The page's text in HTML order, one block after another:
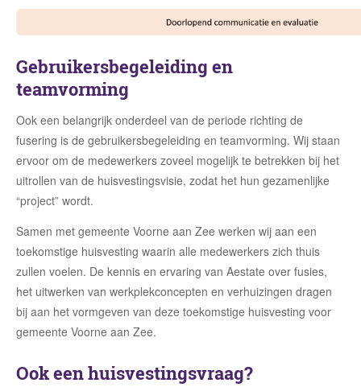
Gebruikersbegeleiding en
teamvorming
Ook een belangrijk onderdeel van de periode richting de
fusering is de gebruikersbegeleiding en teamvorming. Wij staan
ervoor om de medewerkers zoveel mogelijk te betrekken bij het
uitrollen van de huisvestingsvisie, zodat het hun gezamenlijke
“project” wordt.
Samen met gemeente Voorne aan Zee werken wij aan een
toekomstige huisvesting waarin alle medewerkers zich thuis
zullen voelen. De kennis en ervaring van Aestate over fusies,
het uitwerken van werkplekconcepten en verhuizingen dragen
bij aan het vormgeven van deze toekomstige huisvesting voor
gemeente Voorne aan Zee.
Ook een huisvestingsvraag?